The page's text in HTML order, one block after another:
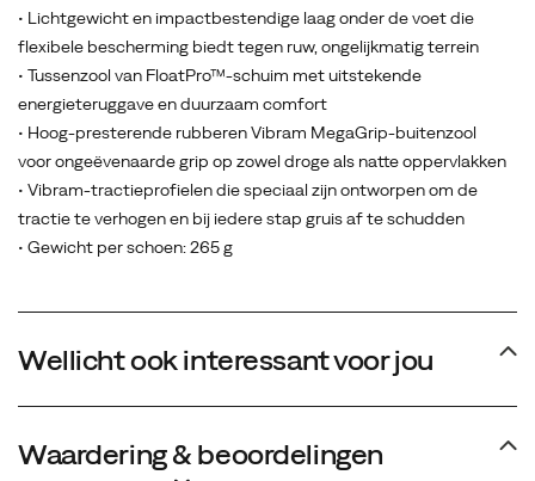
• Lichtgewicht en impactbestendige laag onder de voet die
flexibele bescherming biedt tegen ruw, ongelijkmatig terrein
• Tussenzool van FloatPro™-schuim met uitstekende
energieteruggave en duurzaam comfort
• Hoog-presterende rubberen Vibram MegaGrip-buitenzool
voor ongeëvenaarde grip op zowel droge als natte oppervlakken
• Vibram-tractieprofielen die speciaal zijn ontworpen om de
tractie te verhogen en bij iedere stap gruis af te schudden
• Gewicht per schoen: 265 g
Wellicht ook interessant voor jou
Waardering & beoordelingen